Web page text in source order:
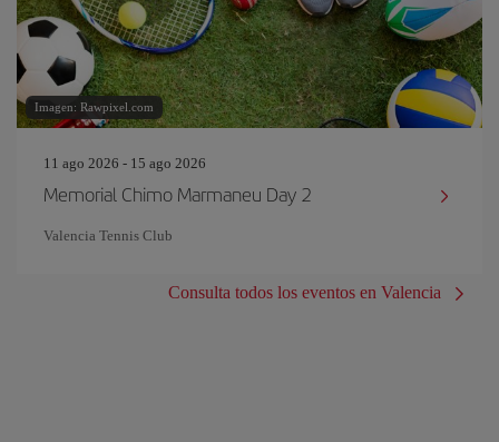
Imagen: Rawpixel.com
11 ago 2026 - 15 ago 2026
Memorial Chimo Marmaneu Day 2
Valencia Tennis Club
Consulta todos los eventos en Valencia